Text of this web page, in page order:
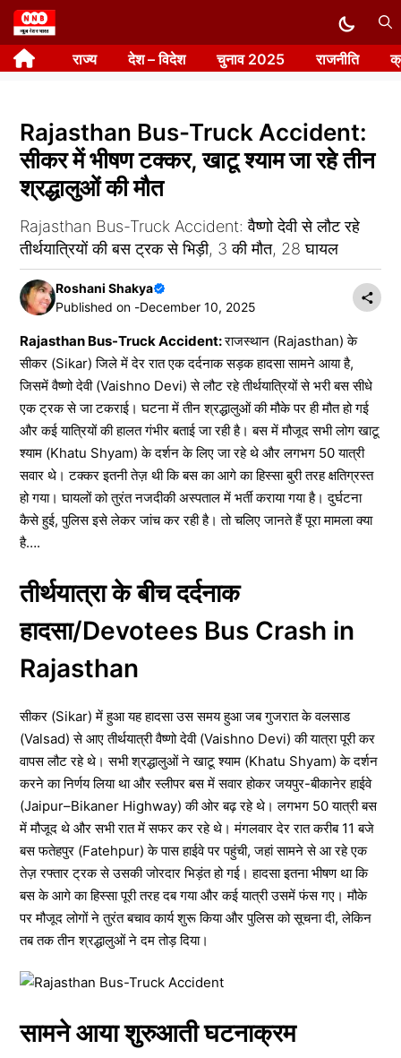
Skip
to
content राज्य देश – विदेश चुनाव 2025 राजनीति
Rajasthan Bus-Truck Accident:
सीकर में भीषण टक्कर, खाटू श्याम जा रहे तीन
श्रद्धालुओं की मौत
Rajasthan Bus-Truck Accident: वैष्णो देवी से लौट रहे
तीर्थयात्रियों की बस ट्रक से भिड़ी, 3 की मौत, 28 घायल
Roshani Shakya
Published on -December 10, 2025
Rajasthan Bus-Truck Accident:राजस्थान (Rajasthan) के
सीकर (Sikar) जिले में देर रात एक दर्दनाक सड़क हादसा सामने आया है,
जिसमें वैष्णो देवी (Vaishno Devi) से लौट रहे तीर्थयात्रियों से भरी बस सीधे
एक ट्रक से जा टकराई। घटना में तीन श्रद्धालुओं की मौके पर ही मौत हो गई
और कई यात्रियों की हालत गंभीर बताई जा रही है। बस में मौजूद सभी लोग खाटू
श्याम (Khatu Shyam) के दर्शन के लिए जा रहे थे और लगभग 50 यात्री
सवार थे। टक्कर इतनी तेज़ थी कि बस का आगे का हिस्सा बुरी तरह क्षतिग्रस्त
हो गया। घायलों को तुरंत नजदीकी अस्पताल में भर्ती कराया गया है। दुर्घटना
कैसे हुई, पुलिस इसे लेकर जांच कर रही है। तो चलिए जानते हैं पूरा मामला क्या
है….
तीर्थयात्रा के बीच दर्दनाक
हादसा/Devotees Bus Crash in
Rajasthan
सीकर (Sikar) में हुआ यह हादसा उस समय हुआ जब गुजरात के वलसाड
(Valsad) से आए तीर्थयात्री वैष्णो देवी (Vaishno Devi) की यात्रा पूरी कर
वापस लौट रहे थे। सभी श्रद्धालुओं ने खाटू श्याम (Khatu Shyam) के दर्शन
करने का निर्णय लिया था और स्लीपर बस में सवार होकर जयपुर-बीकानेर हाईवे
(Jaipur–Bikaner Highway) की ओर बढ़ रहे थे। लगभग 50 यात्री बस
में मौजूद थे और सभी रात में सफर कर रहे थे। मंगलवार देर रात करीब 11 बजे
बस फतेहपुर (Fatehpur) के पास हाईवे पर पहुंची, जहां सामने से आ रहे एक
तेज़ रफ्तार ट्रक से उसकी जोरदार भिड़ंत हो गई। हादसा इतना भीषण था कि
बस के आगे का हिस्सा पूरी तरह दब गया और कई यात्री उसमें फंस गए। मौके
पर मौजूद लोगों ने तुरंत बचाव कार्य शुरू किया और पुलिस को सूचना दी, लेकिन
तब तक तीन श्रद्धालुओं ने दम तोड़ दिया।
सामने आया शुरुआती घटनाक्रम